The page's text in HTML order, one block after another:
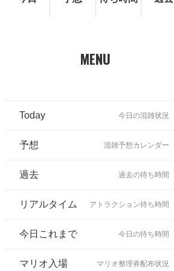
MENU
Today 今日の混雑状況
予想 混雑予想カレンダー
過去 過去の待ち時間
リアルタイム アトラクション待ち時間
今日これまで 今日の待ち時間
マリオ入場 マリオ整理券配布状況